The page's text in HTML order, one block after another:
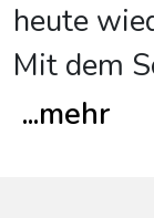
heute
Mit dem
...mehr